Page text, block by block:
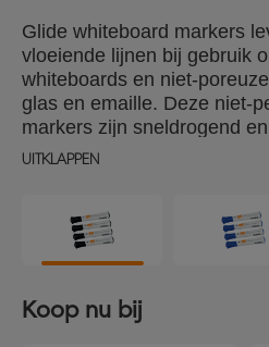
Glide whiteboard markers
vloeiende lijnen bij gebruik
whiteboards en niet-
glas en emaille. Deze niet-
markers zijn sneldrogend
geur af. Beschikbaar in
een ronde punt van 2mm
een Nobo whiteboard voor
UITKLAPPEN
Koop nu bij